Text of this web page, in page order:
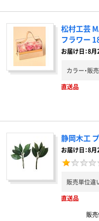
松村工芸
フラワー
お届け日：8月
カラー・販
直送品
静岡木工
お届け日：8月
販売単位違
直送品
販